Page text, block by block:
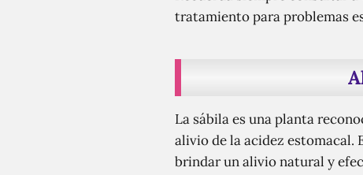
tratamiento para problemas
La sábila es una planta
alivio de la acidez estomacal.
brindar un alivio natural y